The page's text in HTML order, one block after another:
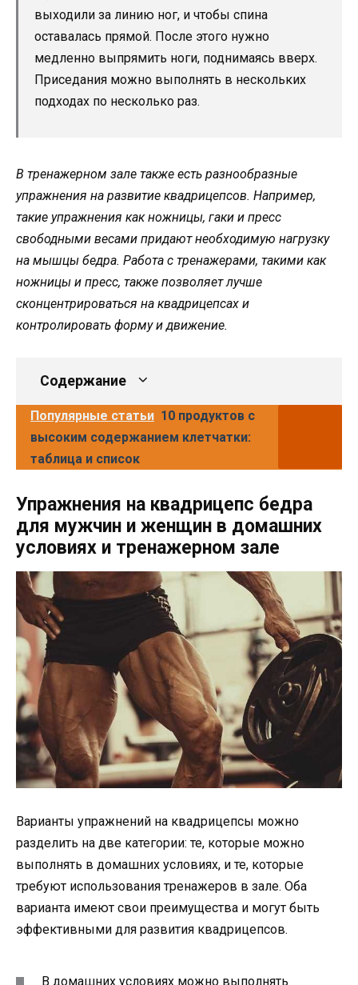
выходили за линию ног, и чтобы спина
оставалась прямой. После этого нужно
медленно выпрямить ноги, поднимаясь вверх.
Приседания можно выполнять в нескольких
подходах по несколько раз.
В тренажерном зале также есть разнообразные
упражнения на развитие квадрицепсов. Например,
такие упражнения как ножницы, гаки и пресс
свободными весами придают необходимую нагрузку
на мышцы бедра. Работа с тренажерами, такими как
ножницы и пресс, также позволяет лучше
сконцентрироваться на квадрицепсах и
контролировать форму и движение.
Содержание
Популярные статьи 10 продуктов с
высоким содержанием клетчатки:
таблица и список
Упражнения на квадрицепс бедра
для мужчин и женщин в домашних
условиях и тренажерном зале
Варианты упражнений на квадрицепсы можно
разделить на две категории: те, которые можно
выполнять в домашних условиях, и те, которые
требуют использования тренажеров в зале. Оба
варианта имеют свои преимущества и могут быть
эффективными для развития квадрицепсов.
В домашних условиях можно выполнять